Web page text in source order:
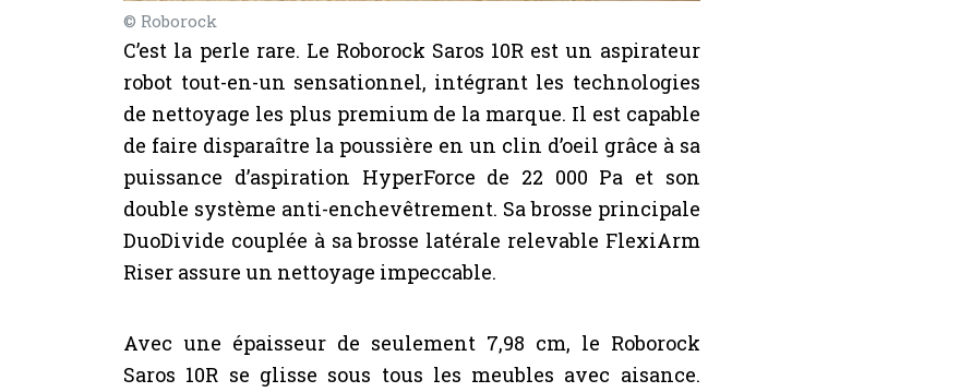
© Roborock
C’est la perle rare. Le Roborock Saros 10R est un aspirateur
robot tout-en-un sensationnel, intégrant les technologies
de nettoyage les plus premium de la marque. Il est capable
de faire disparaître la poussière en un clin d’oeil grâce à sa
puissance d’aspiration HyperForce de 22 000 Pa et son
double système anti-enchevêtrement. Sa brosse principale
DuoDivide couplée à sa brosse latérale relevable FlexiArm
Riser assure un nettoyage impeccable.
Avec une épaisseur de seulement 7,98 cm, le Roborock
Saros 10R se glisse sous tous les meubles avec aisance.